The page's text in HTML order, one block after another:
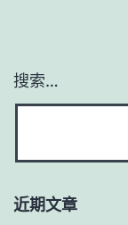
搜索…
近期文章